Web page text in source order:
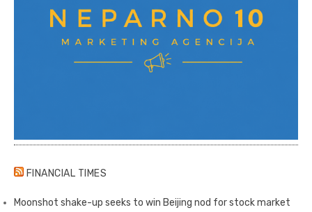
FINANCIAL TIMES
Moonshot shake-up seeks to win Beijing nod for stock market